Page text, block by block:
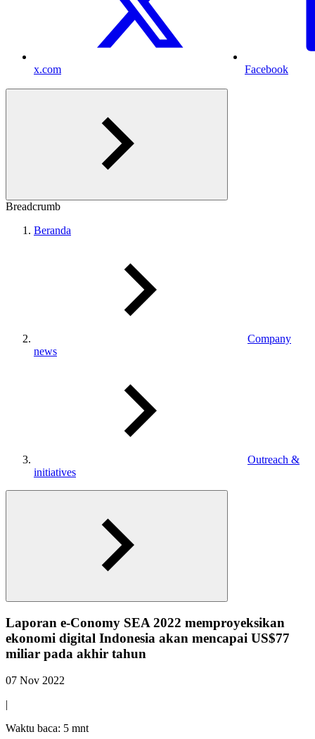
x.com Facebook
Breadcrumb
Beranda
Company
news
Outreach &
initiatives
Laporan e-Conomy SEA 2022 memproyeksikan
ekonomi digital Indonesia akan mencapai US$77
miliar pada akhir tahun
07 Nov 2022
|
Waktu baca: 5 mnt